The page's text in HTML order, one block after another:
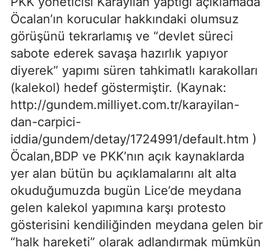
Öcalan’ın korucular hakkındaki olumsuz
görüşünü tekrarlamış ve “devlet süreci
sabote ederek savaşa hazırlık yapıyor
diyerek” yapımı süren tahkimatlı karakolları
(kalekol) hedef göstermiştir. (Kaynak:
http://gundem.milliyet.com.tr/karayilan-
dan-carpici-
iddia/gundem/detay/1724991/default.htm )
Öcalan,BDP ve PKK’nın açık kaynaklarda
yer alan bütün bu açıklamalarını alt alta
okuduğumuzda bugün Lice’de meydana
gelen kalekol yapımına karşı protesto
gösterisini kendiliğinden meydana gelen bir
“halk hareketi” olarak adlandırmak mümkün